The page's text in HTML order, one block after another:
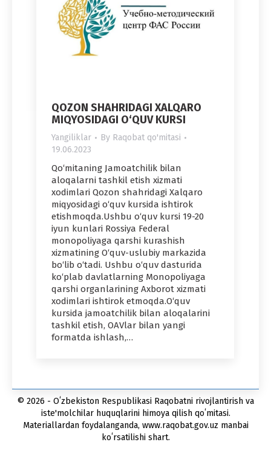
QOZON SHAHRIDAGI XALQARO
MIQYOSIDAGI O‘QUV KURSI
Yangiliklar By Raqobat qo'mitasi
19.06.2023
Qo‘mitaning Jamoatchilik bilan
aloqalarni tashkil etish xizmati
xodimlari Qozon shahridagi Xalqaro
miqyosidagi o‘quv kursida ishtirok
etishmoqda.Ushbu o‘quv kursi 19-20
iyun kunlari Rossiya Federal
monopoliyaga qarshi kurashish
xizmatining O‘quv-uslubiy markazida
bo‘lib o‘tadi. Ushbu o‘quv dasturida
ko‘plab davlatlarning Monopoliyaga
qarshi organlarining Axborot xizmati
xodimlari ishtirok etmoqda.O‘quv
kursida jamoatchilik bilan aloqalarini
tashkil etish, OAVlar bilan yangi
formatda ishlash,…
© 2026 - Oʻzbekiston Respublikasi Raqobatni rivojlantirish va
iste'molchilar huquqlarini himoya qilish qoʻmitasi.
Materiallardan foydalanganda, www.raqobat.gov.uz manbai
koʻrsatilishi shart.